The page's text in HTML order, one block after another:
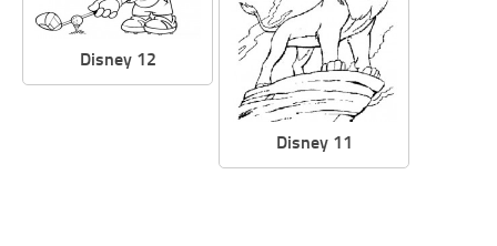
Disney 12
Disney 11